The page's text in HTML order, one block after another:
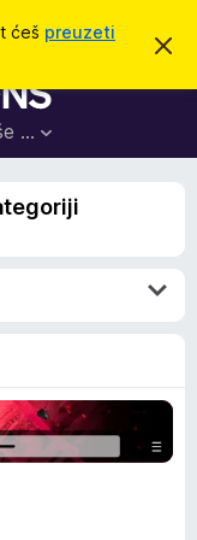
ćeš preuzeti
O
o
i
…
Prijavi se